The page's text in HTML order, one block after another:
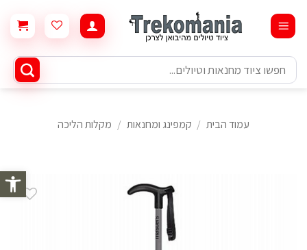
פתח
content
חיפוש
עבור:
עמוד הבית / קמפינג ומחנאות / מקלות הליכה